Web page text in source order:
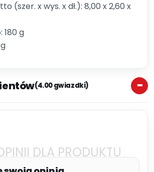
(szer. x wys. x dł.): 8,00 x 2,60 x
180 g
(4.00 gwiazdki)
DLA PRODUKTU